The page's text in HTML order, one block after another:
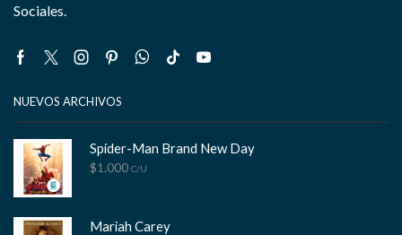
Sociales.
Facebook
TwitterInstagram
PinterestWhatsapp
Tik- Youtube
NUEVOS ARCHIVOS
Spider-Man Brand New Day
$1.000 C/U
Mariah Carey